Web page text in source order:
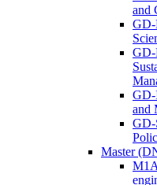
and
GD-
GD-
GD-
and
GD-
Master